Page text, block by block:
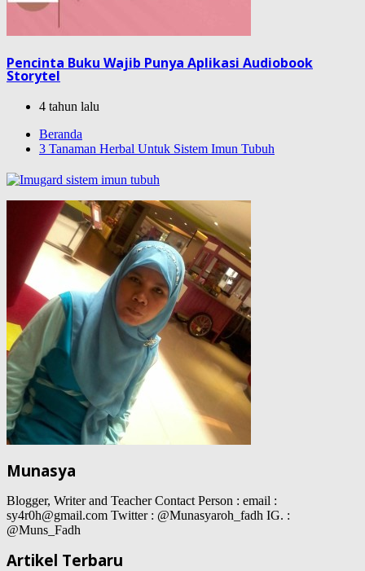
Pencinta Buku Wajib Punya Aplikasi Audiobook
Storytel
4 tahun lalu
Beranda
3 Tanaman Herbal Untuk Sistem Imun Tubuh
Munasya
Blogger, Writer and Teacher Contact Person : email :
sy4r0h@gmail.com Twitter : @Munasyaroh_fadh IG. :
@Muns_Fadh
Artikel Terbaru